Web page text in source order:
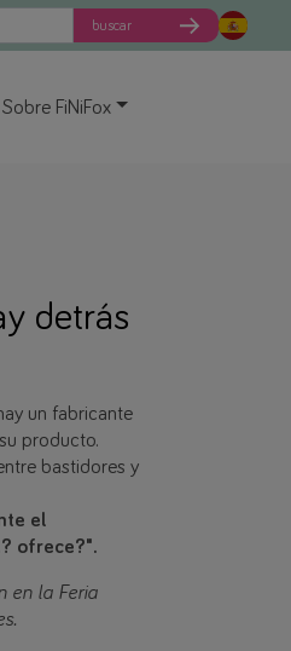
buscar
Sobre FiNiFox
detrás
un fabricante
producto.
bastidores y
el
ofrece?".
en la Feria